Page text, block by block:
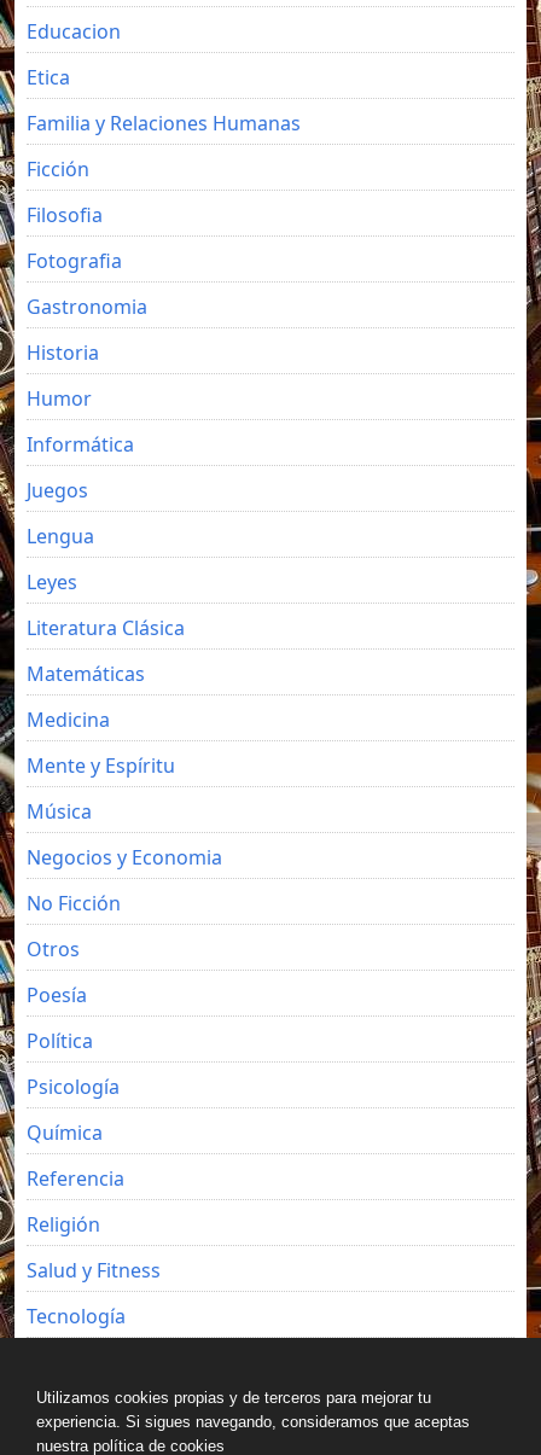
Educacion
Etica
Familia y Relaciones Humanas
Ficción
Filosofia
Fotografia
Gastronomia
Historia
Humor
Informática
Juegos
Lengua
Leyes
Literatura Clásica
Matemáticas
Medicina
Mente y Espíritu
Música
Negocios y Economia
No Ficción
Otros
Poesía
Política
Psicología
Química
Referencia
Religión
Salud y Fitness
Tecnología
Utilizamos cookies propias y de terceros para mejorar tu
experiencia. Si sigues navegando, consideramos que aceptas
nuestra política de cookies